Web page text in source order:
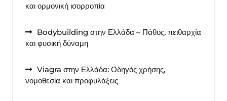
και ορμονική ισορροπία
Bodybuilding στην Ελλάδα – Πάθος, πειθαρχία
και φυσική δύναμη
Viagra στην Ελλάδα: Οδηγός χρήσης,
νομοθεσία και προφυλάξεις